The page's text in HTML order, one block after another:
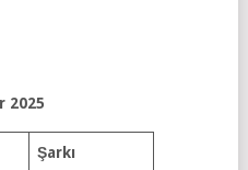
2025
Şarkı